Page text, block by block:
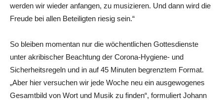
werden wir wieder anfangen, zu musizieren. Und dann wird die
Freude bei allen Beteiligten riesig sein.“
So bleiben momentan nur die wöchentlichen Gottesdienste
unter akribischer Beachtung der Corona-Hygiene- und
Sicherheitsregeln und in auf 45 Minuten begrenztem Format.
„Aber hier versuchen wir jede Woche neu ein ausgewogenes
Gesamtbild von Wort und Musik zu finden“, formuliert Johann